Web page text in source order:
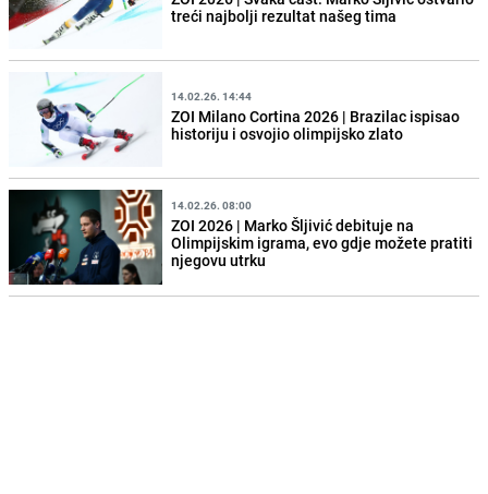
treći najbolji rezultat našeg tima
14.02.26. 14:44
ZOI Milano Cortina 2026 | Brazilac ispisao
historiju i osvojio olimpijsko zlato
14.02.26. 08:00
ZOI 2026 | Marko Šljivić debituje na
Olimpijskim igrama, evo gdje možete pratiti
njegovu utrku